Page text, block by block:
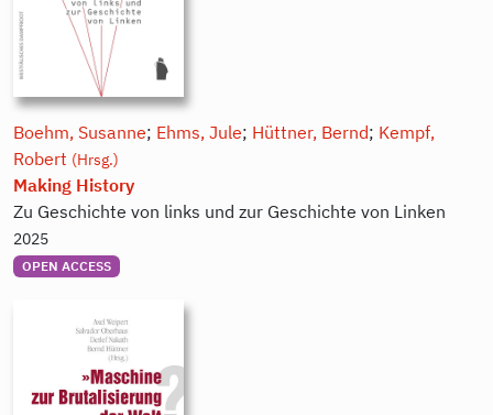
Boehm, Susanne; Ehms, Jule; Hüttner, Bernd; Kempf,
Robert (Hrsg.)
Making History
Zu Geschichte von links und zur Geschichte von Linken
2025
OPEN ACCESS